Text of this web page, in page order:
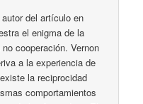
del artículo en
el enigma de la
cooperación. Vernon
a la experiencia de
la reciprocidad
comportamientos